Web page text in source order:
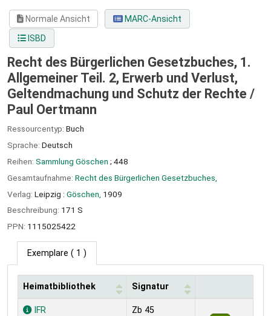
Normale Ansicht
MARC-Ansicht
ISBD
Recht des Bürgerlichen Gesetzbuches, 1.
Allgemeiner Teil. 2, Erwerb und Verlust,
Geltendmachung und Schutz der Rechte /
Paul Oertmann
Ressourcentyp: Buch
Sprache: Deutsch
Reihen: Sammlung Göschen ; 448
Gesamtaufnahme: Recht des Bürgerlichen Gesetzbuches,
Verlag: Leipzig : Göschen, 1909
Beschreibung: 171 S
PPN: 1115025422
Exemplare ( 1 )
Exemplare
Heimatbibliothek Signatur
IFR Zb 45